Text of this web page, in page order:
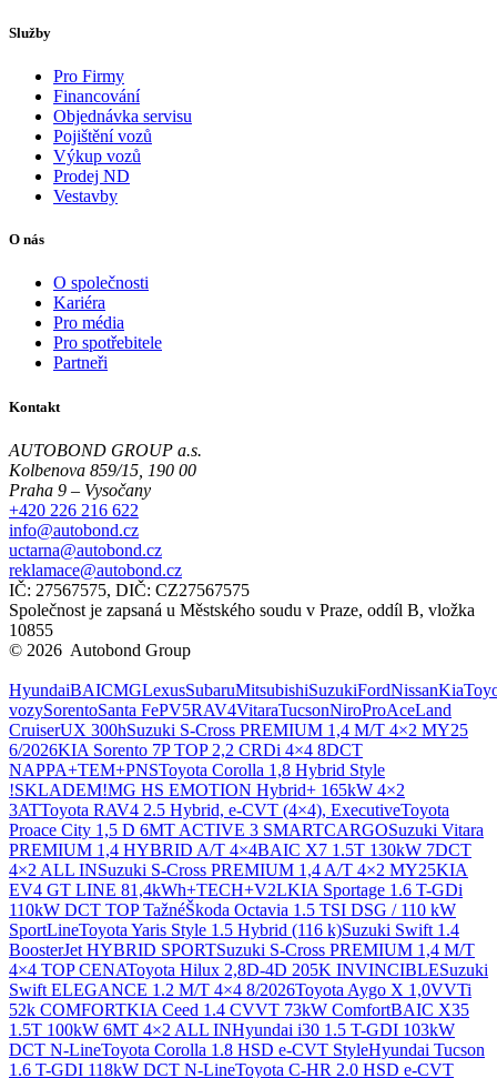
Služby
Pro Firmy
Financování
Objednávka servisu
Pojištění vozů
Výkup vozů
Prodej ND
Vestavby
O nás
O společnosti
Kariéra
Pro média
Pro spotřebitele
Partneři
Kontakt
AUTOBOND GROUP a.s.
Kolbenova 859/15, 190 00
Praha 9 – Vysočany
+420 226 216 622
info@autobond.cz
uctarna@autobond.cz
reklamace@autobond.cz
IČ: 27567575, DIČ: CZ27567575
Společnost je zapsaná u Městského soudu v Praze, oddíl B, vložka
10855
© 2026 Autobond Group
HyundaiBAICMGLexusSubaruMitsubishiSuzukiFordNissanKia
vozySorentoSanta FePV5RAV4VitaraTucsonNiroProAceLand
CruiserUX 300hSuzuki S-Cross PREMIUM 1,4 M/T 4×2 MY25
6/2026KIA Sorento 7P TOP 2,2 CRDi 4×4 8DCT
NAPPA+TEM+PNSToyota Corolla 1,8 Hybrid Style
!SKLADEM!MG HS EMOTION Hybrid+ 165kW 4×2
3ATToyota RAV4 2.5 Hybrid, e-CVT (4×4), ExecutiveToyota
Proace City 1,5 D 6MT ACTIVE 3 SMARTCARGOSuzuki Vitara
PREMIUM 1,4 HYBRID A/T 4×4BAIC X7 1.5T 130kW 7DCT
4×2 ALL INSuzuki S-Cross PREMIUM 1,4 A/T 4×2 MY25KIA
EV4 GT LINE 81,4kWh+TECH+V2LKIA Sportage 1.6 T-GDi
110kW DCT TOP TažnéŠkoda Octavia 1.5 TSI DSG / 110 kW
SportLineToyota Yaris Style 1.5 Hybrid (116 k)Suzuki Swift 1.4
BoosterJet HYBRID SPORTSuzuki S-Cross PREMIUM 1,4 M/T
4×4 TOP CENAToyota Hilux 2,8D-4D 205K INVINCIBLESuzuki
Swift ELEGANCE 1.2 M/T 4×4 8/2026Toyota Aygo X 1,0VVTi
52k COMFORTKIA Ceed 1.4 CVVT 73kW ComfortBAIC X35
1.5T 100kW 6MT 4×2 ALL INHyundai i30 1.5 T-GDI 103kW
DCT N-LineToyota Corolla 1.8 HSD e-CVT StyleHyundai Tucson
1.6 T-GDI 118kW DCT N-LineToyota C-HR 2.0 HSD e-CVT